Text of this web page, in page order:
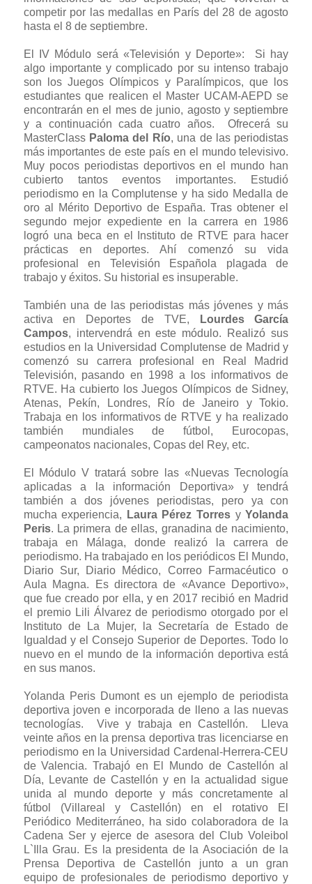
competir por las medallas en París del 28 de agosto
hasta el 8 de septiembre.
El IV Módulo será «Televisión y Deporte»: Si hay
algo importante y complicado por su intenso trabajo
son los Juegos Olímpicos y Paralímpicos, que los
estudiantes que realicen el Master UCAM-AEPD se
encontrarán en el mes de junio, agosto y septiembre
y a continuación cada cuatro años. Ofrecerá su
MasterClass Paloma del Río, una de las periodistas
más importantes de este país en el mundo televisivo.
Muy pocos periodistas deportivos en el mundo han
cubierto tantos eventos importantes. Estudió
periodismo en la Complutense y ha sido Medalla de
oro al Mérito Deportivo de España. Tras obtener el
segundo mejor expediente en la carrera en 1986
logró una beca en el Instituto de RTVE para hacer
prácticas en deportes. Ahí comenzó su vida
profesional en Televisión Española plagada de
trabajo y éxitos. Su historial es insuperable.
También una de las periodistas más jóvenes y más
activa en Deportes de TVE,
Lourdes García
Campos, intervendrá en este módulo. Realizó sus
estudios en la Universidad Complutense de Madrid y
comenzó su carrera profesional en Real Madrid
Televisión, pasando en 1998 a los informativos de
RTVE. Ha cubierto los Juegos Olímpicos de Sidney,
Atenas, Pekín, Londres, Río de Janeiro y Tokio.
Trabaja en los informativos de RTVE y ha realizado
también mundiales de fútbol, Eurocopas,
campeonatos nacionales, Copas del Rey, etc.
El Módulo V tratará sobre las «Nuevas Tecnología
aplicadas a la información Deportiva» y tendrá
también a dos jóvenes periodistas, pero ya con
mucha experiencia,
Laura Pérez Torres yYolanda
Peris. La primera de ellas, granadina de nacimiento,
trabaja en Málaga, donde realizó la carrera de
periodismo. Ha trabajado en los periódicos El Mundo,
Diario Sur, Diario Médico, Correo Farmacéutico o
Aula Magna. Es directora de «Avance Deportivo»,
que fue creado por ella, y en 2017 recibió en Madrid
el premio Lili Álvarez de periodismo otorgado por el
Instituto de La Mujer, la Secretaría de Estado de
Igualdad y el Consejo Superior de Deportes. Todo lo
nuevo en el mundo de la información deportiva está
en sus manos.
Yolanda Peris Dumont es un ejemplo de periodista
deportiva joven e incorporada de lleno a las nuevas
tecnologías. Vive y trabaja en Castellón. Lleva
veinte años en la prensa deportiva tras licenciarse en
periodismo en la Universidad Cardenal-Herrera-CEU
de Valencia. Trabajó en El Mundo de Castellón al
Día, Levante de Castellón y en la actualidad sigue
unida al mundo deporte y más concretamente al
fútbol (Villareal y Castellón) en el rotativo El
Periódico Mediterráneo, ha sido colaboradora de la
Cadena Ser y ejerce de asesora del Club Voleibol
L`Illa Grau. Es la presidenta de la Asociación de la
Prensa Deportiva de Castellón junto a un gran
equipo de profesionales de periodismo deportivo y